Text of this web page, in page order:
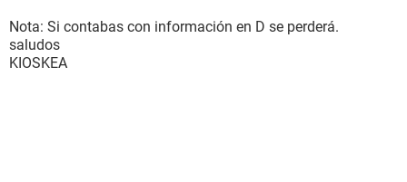
Nota: Si contabas con información en D se perderá.
saludos
KIOSKEA